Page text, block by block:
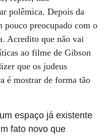
polêmica. Depois da
pouco preocupado com o
Acredito que não vai
ao filme de Gibson
que os judeus
é mostrar de forma tão
espaço já existente
fato novo que